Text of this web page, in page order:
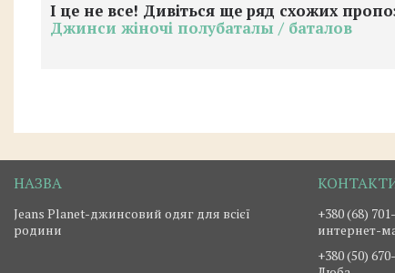
І це не все! Дивіться ще ряд схожих
Джинси жіночі полубаталы / баталов
Jeans Planet-джинсовий одяг для всієї
родини
+380 (68)
интернет-
+380 (50)